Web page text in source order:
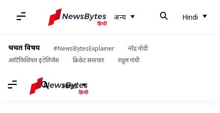
अन्य Hindi
चर्चित विषय #NewsBytesExplainer
नरेंद्र मोदी
आर्टिफिशियल इंटेलिजेंस
क्रिकेट समाचार राहुल गांधी
Hindi